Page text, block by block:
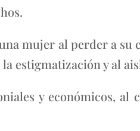
mujer al perder a su
estigmatización y al
y económicos, al